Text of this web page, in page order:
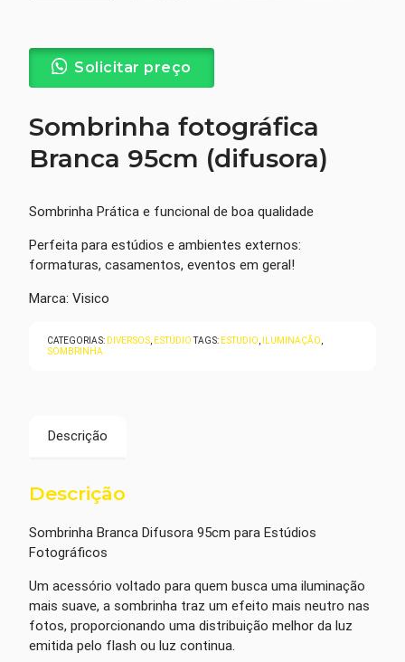
Solicitar preço
Sombrinha fotográfica
Branca 95cm (difusora)
Sombrinha Prática e funcional de boa qualidade
Perfeita para estúdios e ambientes externos:
formaturas, casamentos, eventos em geral!
Marca: Visico
CATEGORIAS: DIVERSOS, ESTÚDIO TAGS: ESTUDIO, ILUMINAÇÃO,
SOMBRINHA
Descrição
Descrição
Sombrinha Branca Difusora 95cm para Estúdios
Fotográficos
Um acessório voltado para quem busca uma iluminação
mais suave, a sombrinha traz um efeito mais neutro nas
fotos, proporcionando uma distribuição melhor da luz
emitida pelo flash ou luz continua.